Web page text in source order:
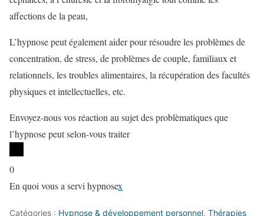
affections de la peau,
L’hypnose peut également aider pour résoudre les problèmes de
concentration, de stress, de problèmes de couple, familiaux et
relationnels, les troubles alimentaires, la récupération des facultés
physiques et intellectuelles, etc.
Envoyez-nous vos réaction au sujet des problèmatiques que
l’hypnose peut selon-vous traiter
0
En quoi vous a servi hypnosex
Catégories : Hypnose & développement personnel, Thérapies